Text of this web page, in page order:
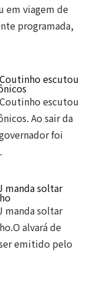
em viagem de
programada,
escutou
escutou
Ao sair da
foi
manda soltar
manda soltar
alvará de
emitido pelo